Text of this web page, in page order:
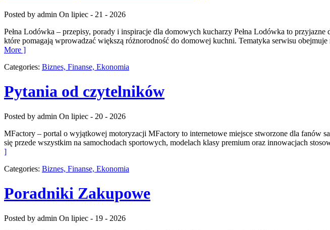
Posted by admin On lipiec - 21 - 2026
Pełna Lodówka – przepisy, porady i inspiracje dla domowych kucharzy Pełna Lodówka to
które pomagają wprowadzać większą różnorodność do domowej kuchni. Tematyka serwisu
More ]
Categories: Biznes, Finanse, Ekonomia
Pytania od czytelników
Posted by admin On lipiec - 20 - 2026
MFactory – portal o wyjątkowej motoryzacji MFactory to internetowe miejsce stworzone dla fanów
się przede wszystkim na samochodach sportowych, modelach klasy premium oraz innowacjach
]
Categories: Biznes, Finanse, Ekonomia
Poradniki Zakupowe
Posted by admin On lipiec - 19 - 2026